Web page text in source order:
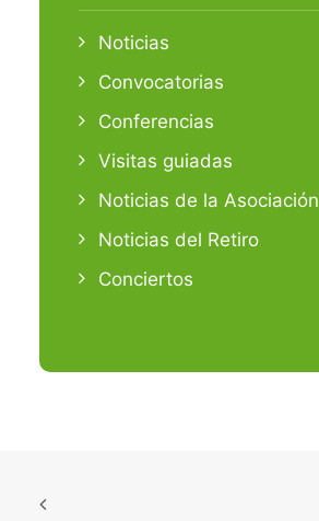
Noticias
Convocatorias
Conferencias
Visitas guiadas
Noticias de la Asociación
Noticias del Retiro
Conciertos